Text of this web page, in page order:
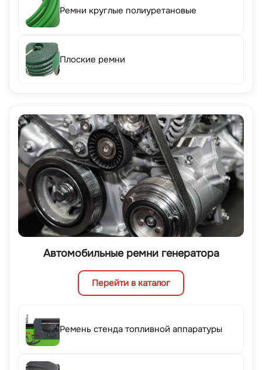
Ремни круглые полиуретановые
Плоские ремни
Автомобильные ремни генератора
Перейти в каталог
Ремень стенда топливной аппаратуры